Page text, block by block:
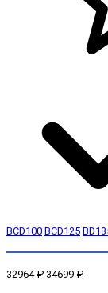
BCD100 BCD125
32964 ₽ 34699 ₽